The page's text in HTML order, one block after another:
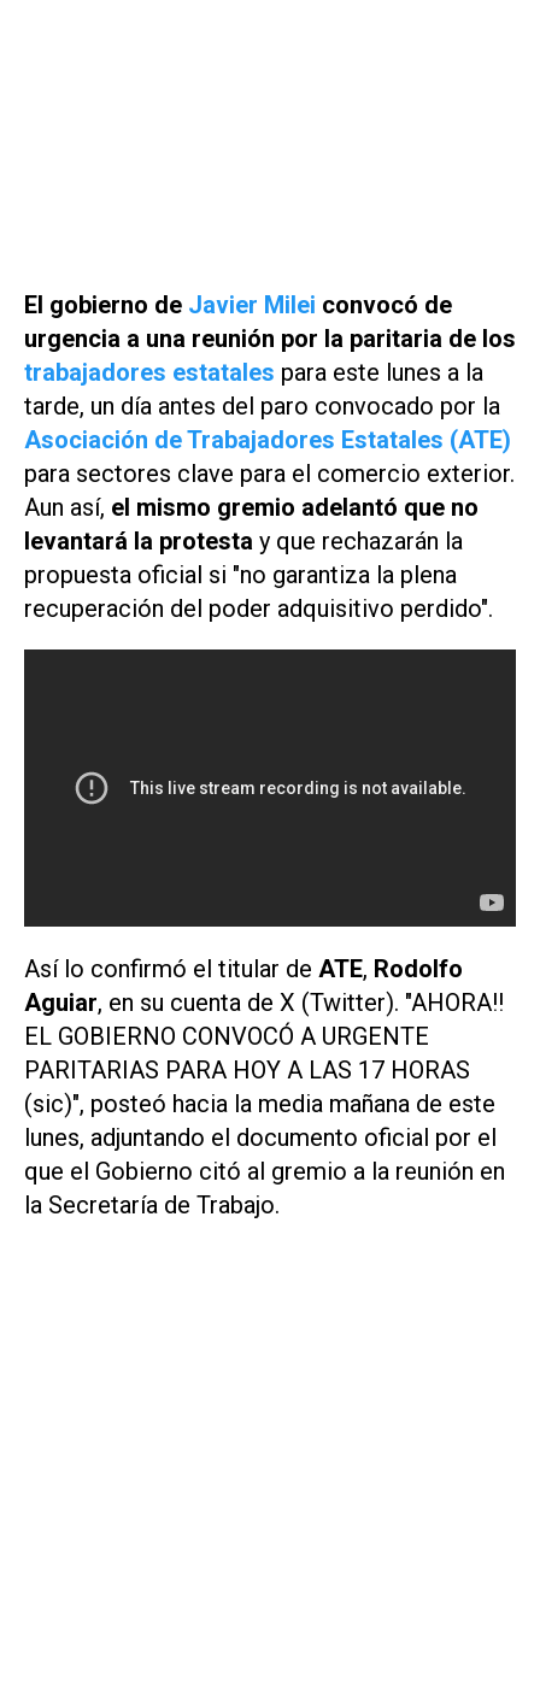
El gobierno de Javier Milei convocó de
urgencia a una reunión por la paritaria de los
trabajadores estatales para este lunes a la
tarde, un día antes del paro convocado por la
Asociación de Trabajadores Estatales (ATE)
para sectores clave para el comercio exterior.
Aun así, el mismo gremio adelantó que no
levantará la protesta y que rechazarán la
propuesta oficial si "no garantiza la plena
recuperación del poder adquisitivo perdido".
Así lo confirmó el titular de ATE, Rodolfo
Aguiar, en su cuenta de X (Twitter). "AHORA!!
EL GOBIERNO CONVOCÓ A URGENTE
PARITARIAS PARA HOY A LAS 17 HORAS
(sic)", posteó hacia la media mañana de este
lunes, adjuntando el documento oficial por el
que el Gobierno citó al gremio a la reunión en
la Secretaría de Trabajo.